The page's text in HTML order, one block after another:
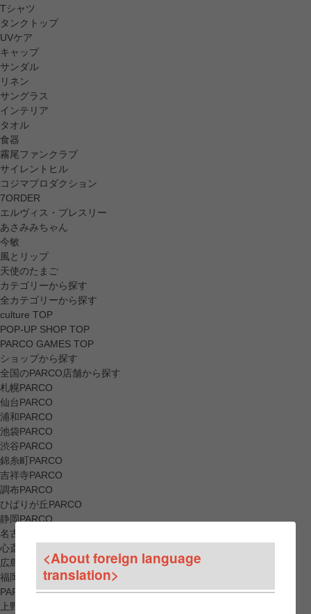
Tシャツ
タンクトップ
UVケア
キャップ
サンダル
リネン
サングラス
インテリア
タオル
食器
霧尾ファンクラブ
サイレントヒル
コジマプロダクション
7ORDER
エルヴィス・プレスリー
あさみみちゃん
今敏
風とリップ
天使のたまご
カテゴリーから探す
全カテゴリーから探す
culture TOP
POP-UP SHOP TOP
PARCO GAMES TOP
ショップから探す
全国のPARCO店舗から探す
札幌PARCO
仙台PARCO
浦和PARCO
池袋PARCO
渋谷PARCO
錦糸町PARCO
吉祥寺PARCO
調布PARCO
ひばりが丘PARCO
静岡PARCO
名古屋PARCO
心斎橋PARCO
広島PARCO
福岡PARCO
PARCO_ya
上野
<About foreign language
translation>